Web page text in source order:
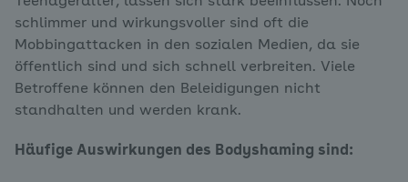
schlimmer und wirkungsvoller sind oft die
Mobbingattacken in den sozialen Medien, da sie
öffentlich sind und sich schnell verbreiten. Viele
Betroffene können den Beleidigungen nicht
standhalten und werden krank.
Häufige Auswirkungen des Bodyshaming sind: